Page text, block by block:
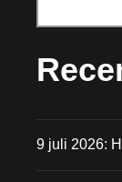
9 juli 2026: